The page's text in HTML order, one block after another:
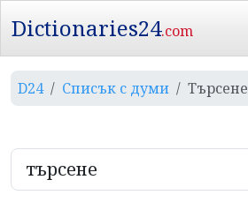
Dictionaries24.com
D24 Списък с думи Търсене